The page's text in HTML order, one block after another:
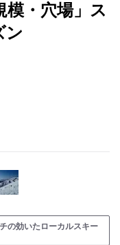
模・穴場」ス
ン
の効いたローカルスキー